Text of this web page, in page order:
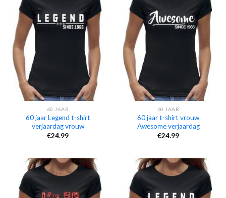
60 JAAR
60 jaar Legend t-shirt
verjaardag vrouw
€24.99
60 JAAR
60 jaar t-shirt vrouw
Awesome verjaardag
€24.99